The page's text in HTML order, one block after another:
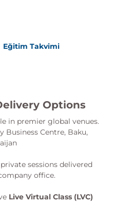
Eğitim Takvimi
Options
in premier global venues.
Business Centre, Baku,
sessions delivered
office.
Live Virtual Class (LVC)